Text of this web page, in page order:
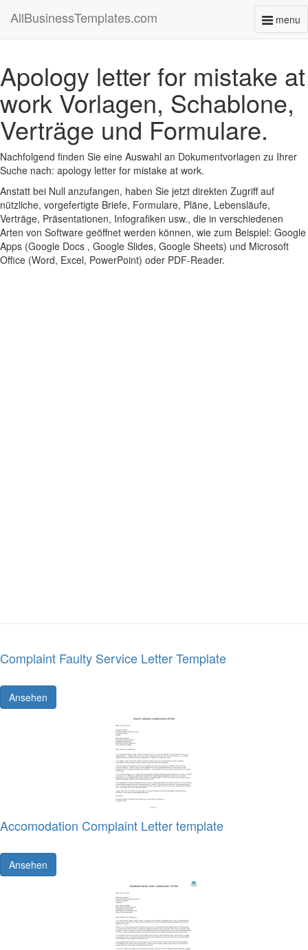
menu
AllBusinessTemplates.com
Apology letter for mistake at
work Vorlagen, Schablone,
Verträge und Formulare.
Nachfolgend finden Sie eine Auswahl an Dokumentvorlagen zu Ihrer
Suche nach: apology letter for mistake at work.
Anstatt bei Null anzufangen, haben Sie jetzt direkten Zugriff auf
nützliche, vorgefertigte Briefe, Formulare, Pläne, Lebensläufe,
Verträge, Präsentationen, Infografiken usw., die in verschiedenen
Arten von Software geöffnet werden können, wie zum Beispiel: Google
Apps (Google Docs , Google Slides, Google Sheets) und Microsoft
Office (Word, Excel, PowerPoint) oder PDF-Reader.
Complaint Faulty Service Letter Template
Ansehen
Accomodation Complaint Letter template
Ansehen